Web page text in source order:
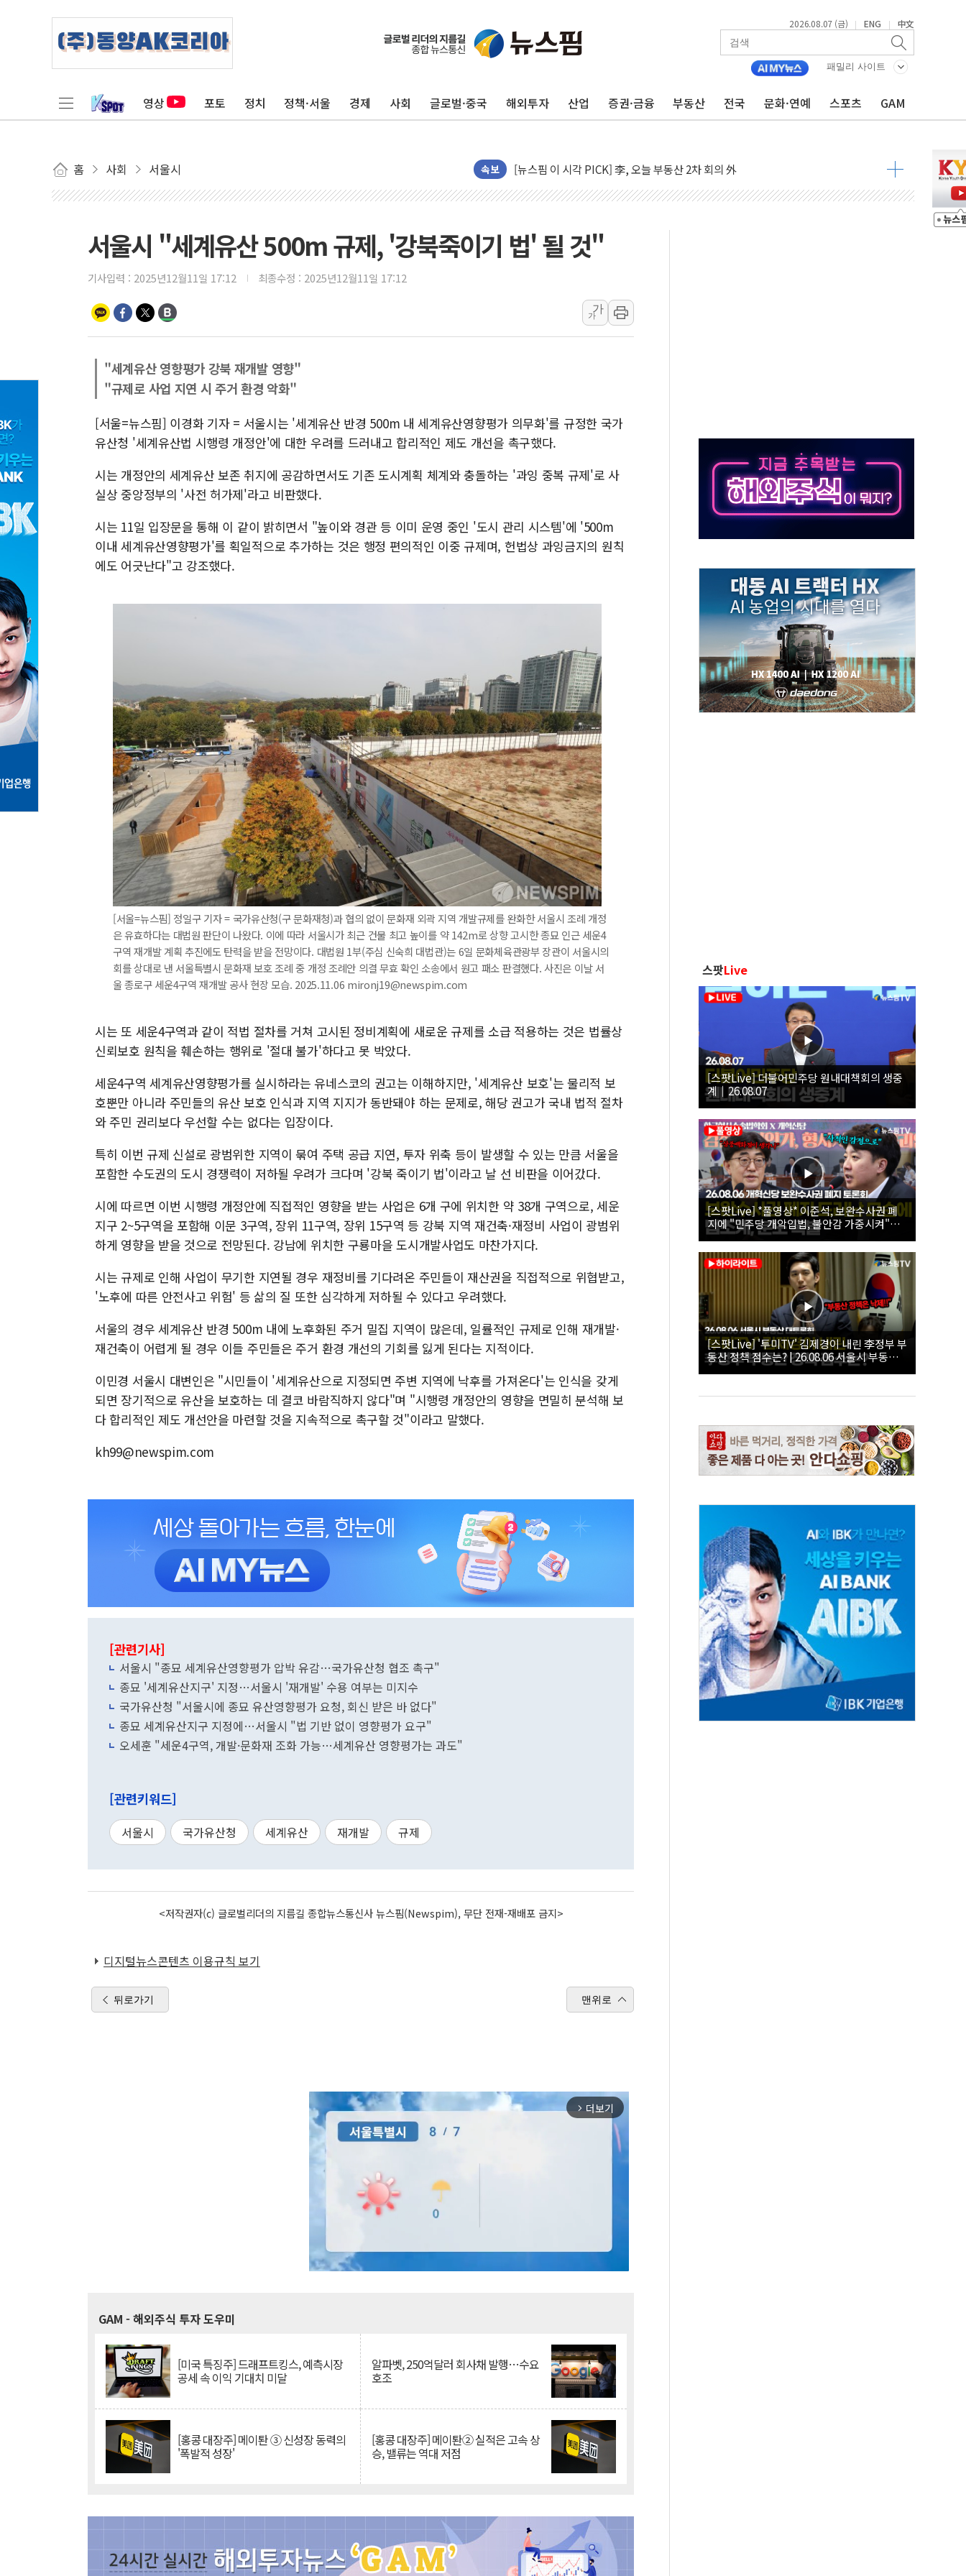
2026.08.07 (금) | ENG | 中文
패밀리 사이트
영상 포토 정치 정책·서울 경제 사회 글로벌·중국 해외투자 산업 증권·금융 부동산 전국 문화·연예 스포츠 GAM
홈 사회 서울시 속보
네이버, AI 투자로 숨 고르기…매출 16% 늘고 영업이익은 제자리
카카오스타일 지그재그, '직잭뷰티 페스타'…최대 91% 할인
중기부, 떡국·떡볶이떡 제조업 '생계형 적합업종' 재지정...5년 더 보호
카드사 고객 유입 창구 된 '트래블카드'…휴가철 넘어 장기 고객 묶는다
제나벨, 배우 공승연 브랜드 모델 발탁… 부산 광안서 약국 팝업스토어 운영
[채권/외환] 국제유가 급등에 미 국채금리·달러 동반 상승…시장, 美 고용지표 촉각
트럼프, '원정출산 시민권 차단' 행정명령 서명…출생시민권 제한 재시동
현대리바트, 원가 개선으로 실적 방어…다음 과제는 '외형 확대'
[금/유가] 이란의 호르무즈 해협 통항 제한 검토에 유가 3% 급등…금값 보합
[오늘의 정치일정] 8월 7일(금)
서울시 "세계유산 500m 규제, '강북죽이기 법' 될 것"
기사입력 : 2025년12월11일 17:12 최종수정 : 2025년12월11일 17:12
가
가
"세계유산 영향평가 강북 재개발 영향"
"규제로 사업 지연 시 주거 환경 악화"
[서울=뉴스핌] 이경화 기자 = 서울시는 '세계유산 반경 500m 내 세계유산영향평가 의무화'를 규정한 국가
유산청 '세계유산법 시행령 개정안'에 대한 우려를 드러내고 합리적인 제도 개선을 촉구했다.
시는 개정안의 세계유산 보존 취지에 공감하면서도 기존 도시계획 체계와 충돌하는 '과잉 중복 규제'로 사
실상 중앙정부의 '사전 허가제'라고 비판했다.
시는 11일 입장문을 통해 이 같이 밝히면서 "높이와 경관 등 이미 운영 중인 '도시 관리 시스템'에 '500m
이내 세계유산영향평가'를 획일적으로 추가하는 것은 행정 편의적인 이중 규제며, 헌법상 과잉금지의 원칙
에도 어긋난다"고 강조했다.
[서울=뉴스핌] 정일구 기자 = 국가유산청(구 문화재청)과 협의 없이 문화재 외곽 지역 개발규제를 완화한 서울시 조례 개정
은 유효하다는 대법원 판단이 나왔다. 이에 따라 서울시가 최근 건물 최고 높이를 약 142m로 상향 고시한 종묘 인근 세운4
구역 재개발 계획 추진에도 탄력을 받을 전망이다. 대법원 1부(주심 신숙희 대법관)는 6일 문화체육관광부 장관이 서울시의
회를 상대로 낸 서울특별시 문화재 보호 조례 중 개정 조례안 의결 무효 확인 소송에서 원고 패소 판결했다. 사진은 이날 서
울 종로구 세운4구역 재개발 공사 현장 모습. 2025.11.06 mironj19@newspim.com
시는 또 세운4구역과 같이 적법 절차를 거쳐 고시된 정비계획에 새로운 규제를 소급 적용하는 것은 법률상
신뢰보호 원칙을 훼손하는 행위로 '절대 불가'하다고 못 박았다.
세운4구역 세계유산영향평가를 실시하라는 유네스코의 권고는 이해하지만, '세계유산 보호'는 물리적 보
호뿐만 아니라 주민들의 유산 보호 인식과 지역 지지가 동반돼야 하는 문제로, 해당 권고가 국내 법적 절차
와 주민 권리보다 우선할 수는 없다는 입장이다.
특히 이번 규제 신설로 광범위한 지역이 묶여 주택 공급 지연, 투자 위축 등이 발생할 수 있는 만큼 서울을
포함한 수도권의 도시 경쟁력이 저하될 우려가 크다며 '강북 죽이기 법'이라고 날 선 비판을 이어갔다.
시에 따르면 이번 시행령 개정안에 직접적인 영향을 받는 사업은 6개 구에 위치한 약 38개 구역으로, 세운
지구 2~5구역을 포함해 이문 3구역, 장위 11구역, 장위 15구역 등 강북 지역 재건축·재정비 사업이 광범위
하게 영향을 받을 것으로 전망된다. 강남에 위치한 구룡마을 도시개발사업도 마찬가지다.
시는 규제로 인해 사업이 무기한 지연될 경우 재정비를 기다려온 주민들이 재산권을 직접적으로 위협받고,
'노후에 따른 안전사고 위험' 등 삶의 질 또한 심각하게 저하될 수 있다고 우려했다.
서울의 경우 세계유산 반경 500m 내에 노후화된 주거 밀집 지역이 많은데, 일률적인 규제로 인해 재개발·
재건축이 어렵게 될 경우 이들 주민들은 주거 환경 개선의 기회를 잃게 된다는 지적이다.
이민경 서울시 대변인은 "시민들이 '세계유산으로 지정되면 주변 지역에 낙후를 가져온다'는 인식을 갖게
되면 장기적으로 유산을 보호하는 데 결코 바람직하지 않다"며 "시행령 개정안의 영향을 면밀히 분석해 보
다 합리적인 제도 개선안을 마련할 것을 지속적으로 촉구할 것"이라고 말했다.
kh99@newspim.com
[관련기사]
서울시 "종묘 세계유산영향평가 압박 유감…국가유산청 협조 촉구"
종묘 '세계유산지구' 지정…서울시 '재개발' 수용 여부는 미지수
국가유산청 "서울시에 종묘 유산영향평가 요청, 회신 받은 바 없다"
종묘 세계유산지구 지정에…서울시 "법 기반 없이 영향평가 요구"
오세훈 "세운4구역, 개발·문화재 조화 가능…세계유산 영향평가는 과도"
[관련키워드]
서울시 국가유산청 세계유산 재개발 규제
<저작권자(c) 글로벌리더의 지름길 종합뉴스통신사 뉴스핌(Newspim), 무단 전재-재배포 금지>
디지털뉴스콘텐츠 이용규칙 보기
뒤로가기 맨위로
arrow_forward_ios 더보기
GAM - 해외주식 투자 도우미
[미국 특징주] 드래프트킹스, 예측시장
공세 속 이익 기대치 미달
알파벳, 250억달러 회사채 발행…수요
호조
[홍콩 대장주] 메이퇀 ③ 신성장 동력의
'폭발적 성장'
[홍콩 대장주] 메이퇀② 실적은 고속 상
승, 밸류는 역대 저점
스팟Live
[스팟Live] 더불어민주당 원내대책회의 생중
계｜26.08.07
[스팟Live] *풀영상* 이준석, 보완수사권 폐
지에 "민주당 개악입법, 불안감 가중시켜"｜
26.08.06 개혁신당 보완수사권 폐지 토론회
[스팟Live] '투미TV' 김제경이 내린 李정부 부
동산 정책 점수는? | 26.08.06 서울시 부동산
대토론회